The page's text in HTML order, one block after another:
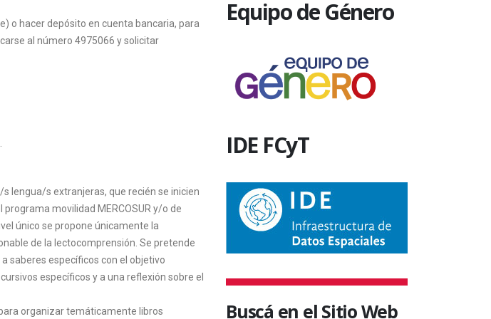
o hacer depósito en cuenta bancaria, para
al número 4975066 y solicitar
lengua/s extranjeras, que recién se inicien
movilidad MERCOSUR y/o de
único se propone únicamente la
de la lectocomprensión. Se pretende
saberes específicos con el objetivo
específicos y a una reflexión sobre el
organizar temáticamente libros
Equipo de Género
IDE FCyT
Buscá en el Sitio Web